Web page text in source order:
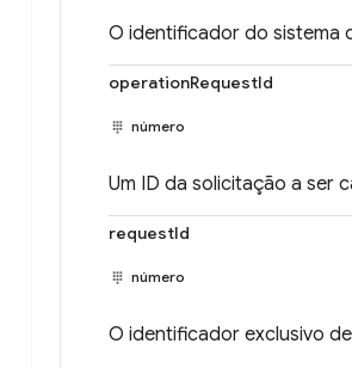
O identificador do sistema
operationRequestId
número
Um ID da solicitação a ser
requestId
número
O identificador exclusivo